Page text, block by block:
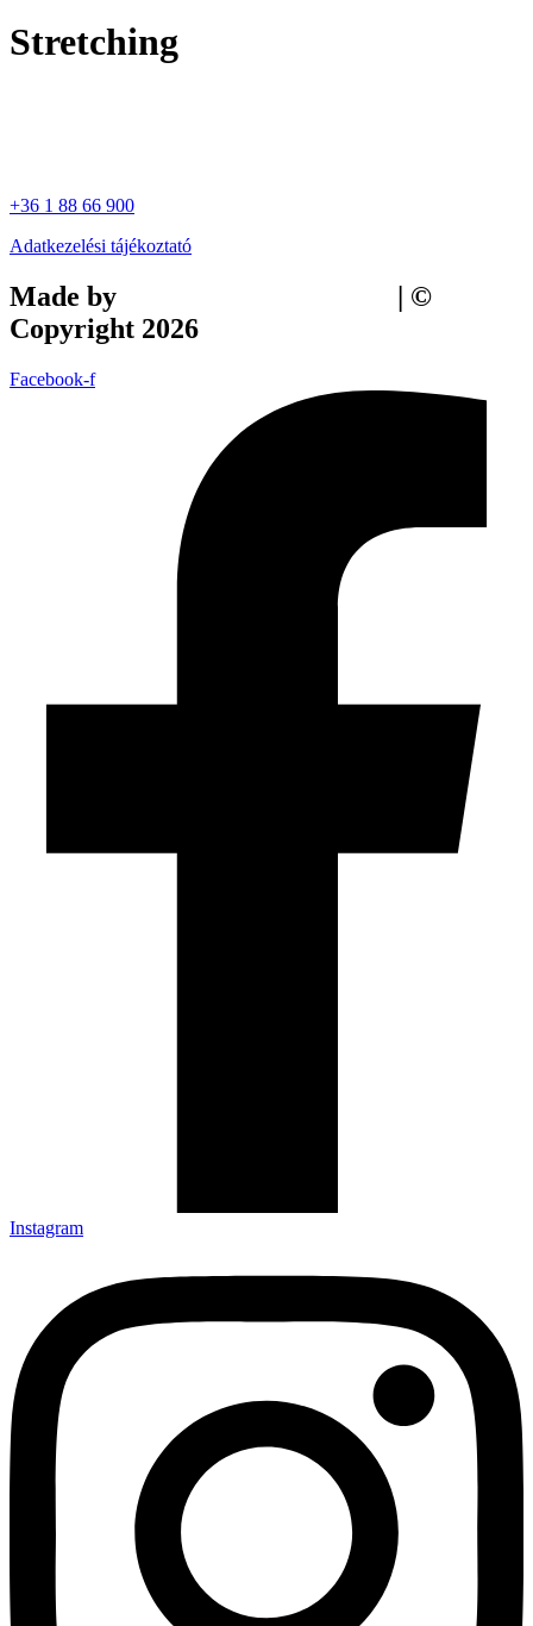
Stretching
+36 1 88 66 900
Adatkezelési tájékoztató
Made by
| ©
Copyright 2026
Facebook-f
Instagram